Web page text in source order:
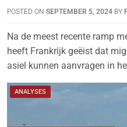
POSTED ON SEPTEMBER 5, 2024 BY
Na de meest recente ramp
heeft Frankrijk geëist dat
asiel kunnen aanvragen in
ANALYSES